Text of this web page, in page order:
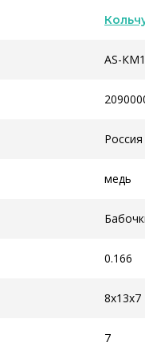
AS-
Россия
медь
0.166
8x13x7
7